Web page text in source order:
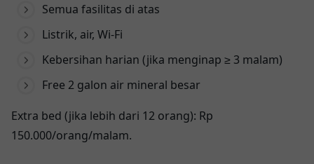
Semua fasilitas di atas
Listrik, air, Wi-Fi
Kebersihan harian (jika menginap ≥ 3 malam)
Free 2 galon air mineral besar
Extra bed (jika lebih dari 12 orang): Rp
150.000/orang/malam.